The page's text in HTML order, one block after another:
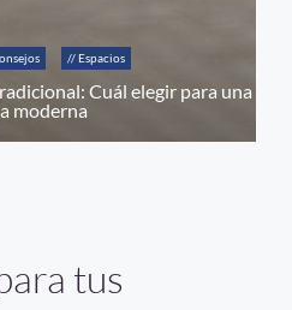
// Espacios
Cuál elegir para una
moderna
tus